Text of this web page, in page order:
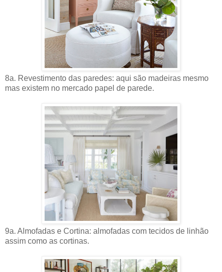
8a. Revestimento das paredes: aqui são madeiras mesmo
mas existem no mercado papel de parede.
9a. Almofadas e Cortina: almofadas com tecidos de linhão
assim como as cortinas.